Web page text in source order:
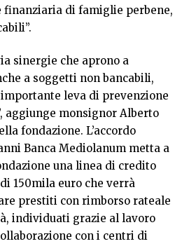
finanziaria di famiglie perbene,
sinergie che aprono a
a soggetti non bancabili,
leva di prevenzione
aggiunge monsignor Alberto
fondazione. L’accordo
Banca Mediolanum metta a
una linea di credito
150mila euro che verrà
prestiti con rimborso rateale
individuati grazie al lavoro
con i centri di